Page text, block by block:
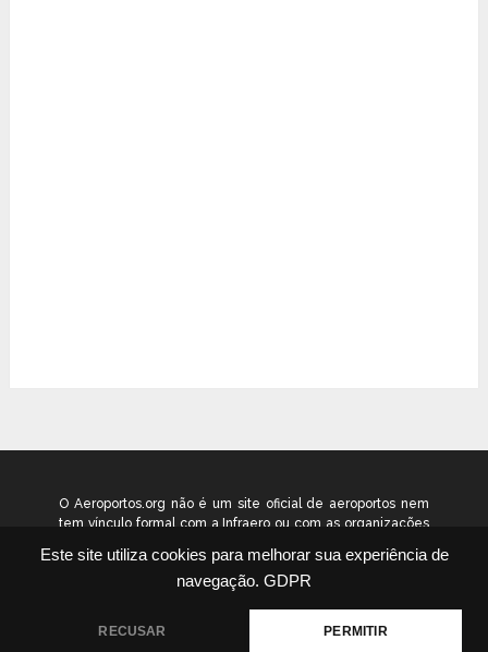
Este site utiliza cookies para melhorar sua experiência de
navegação. GDPR
RECUSAR PERMITIR
O Aeroportos.org não é um site oficial de aeroportos nem
tem vínculo formal com a Infraero ou com as organizações
como um guia independente de informação voltado ao
público geral. © 2026 aeroportos.org – Todos os direitos